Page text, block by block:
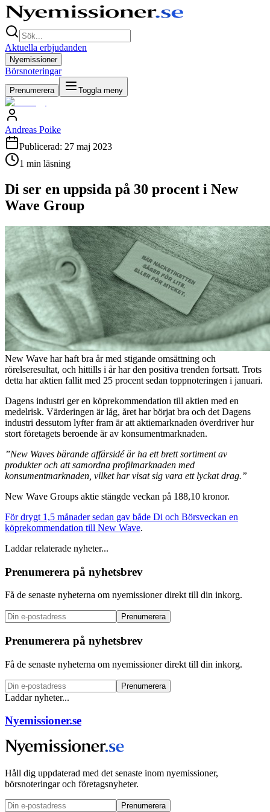
Aktuella erbjudanden
Nyemissioner
Börsnoteringar
Prenumerera Toggla meny
Andreas Poike
Publicerad: 27 maj 2023
1 min läsning
Di ser en uppsida på 30 procent i New
Wave Group
New Wave har haft bra år med stigande omsättning och
rörelseresultat, och hittills i år har den positiva trenden fortsatt. Trots
detta har aktien fallit med 25 procent sedan toppnoteringen i januari.
Dagens industri ger en köprekommendation till aktien med en
medelrisk. Värderingen är låg, året har börjat bra och det Dagens
industri dessutom lyfter fram är att aktiemarknaden överdriver hur
stort företagets beroende är av konsumentmarknaden.
”New Waves bärande affärsidé är ha ett brett sortiment av
produkter och att samordna profilmarknaden med
konsumentmarknaden, vilket har visat sig vara ett lyckat drag.”
New Wave Groups aktie stängde veckan på 188,10 kronor.
För drygt 1,5 månader sedan gav både Di och Börsveckan en
köprekommendation till New Wave.
Laddar relaterade nyheter...
Prenumerera på nyhetsbrev
Få de senaste nyheterna om nyemissioner direkt till din inkorg.
Prenumerera
Prenumerera på nyhetsbrev
Få de senaste nyheterna om nyemissioner direkt till din inkorg.
Prenumerera
Laddar nyheter...
Nyemissioner.se
Håll dig uppdaterad med det senaste inom nyemissioner,
börsnoteringar och företagsnyheter.
Prenumerera